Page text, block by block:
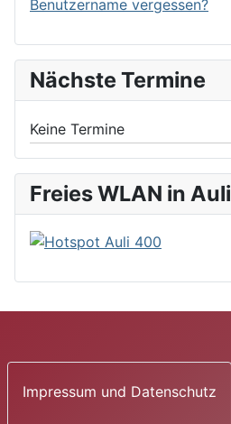
Benutzername vergessen?
Nächste Termine
Keine Termine
Freies WLAN in Auli
Impressum und Datenschutz